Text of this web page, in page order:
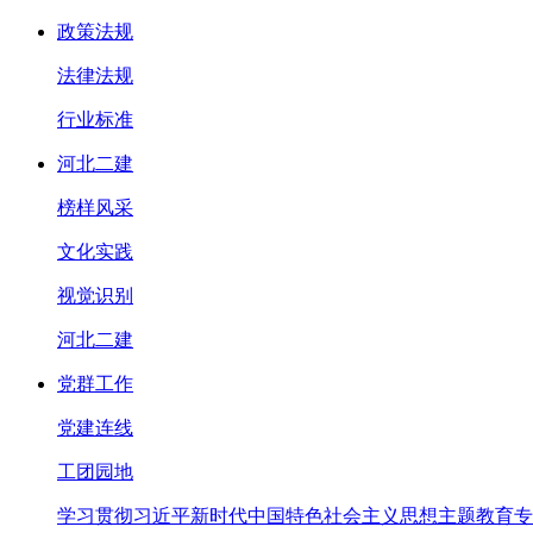
政策法规
法律法规
行业标准
河北二建
榜样风采
文化实践
视觉识别
河北二建
党群工作
党建连线
工团园地
学习贯彻习近平新时代中国特色社会主义思想主题教育